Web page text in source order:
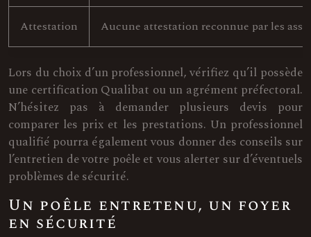
Attestation Aucune attestation reconnue par les
Lors du choix d’un professionnel, vérifiez qu’il possède
une certification Qualibat ou un agrément préfectoral.
N’hésitez pas à demander plusieurs devis pour
comparer les prix et les prestations. Un professionnel
qualifié pourra également vous donner des conseils sur
l’entretien de votre poêle et vous alerter sur d’éventuels
problèmes de sécurité.
Un poêle entretenu, un foyer
en sécurité